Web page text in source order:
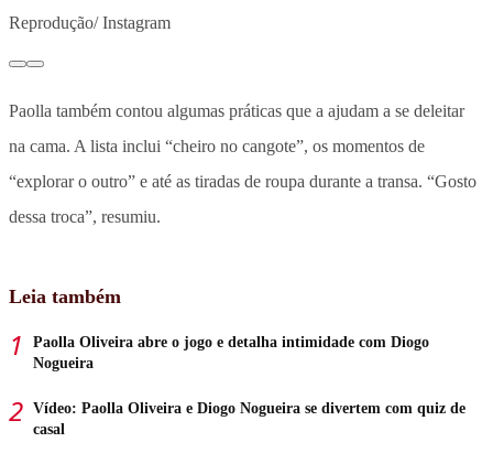
Reprodução/ Instagram
Paolla também contou algumas práticas que a ajudam a se deleitar
na cama. A lista inclui “cheiro no cangote”, os momentos de
“explorar o outro” e até as tiradas de roupa durante a transa. “Gosto
dessa troca”, resumiu.
Leia também
Paolla Oliveira abre o jogo e detalha intimidade com Diogo
Nogueira
Vídeo: Paolla Oliveira e Diogo Nogueira se divertem com quiz de
casal